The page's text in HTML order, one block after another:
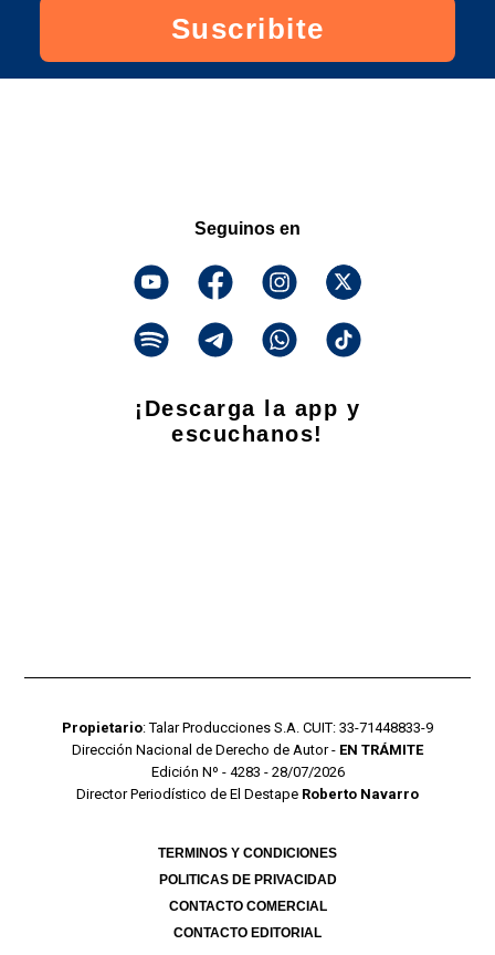
Suscribite
Seguinos en
¡Descarga la app y
escuchanos!
Propietario: Talar Producciones S.A. CUIT: 33-71448833-9
Dirección Nacional de Derecho de Autor - EN TRÁMITE
Edición Nº - 4283 - 28/07/2026
Director Periodístico de El Destape Roberto Navarro
TERMINOS Y CONDICIONES
POLITICAS DE PRIVACIDAD
CONTACTO COMERCIAL
CONTACTO EDITORIAL